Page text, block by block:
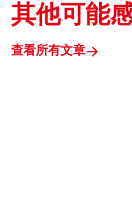
其他可能
查看所有文章